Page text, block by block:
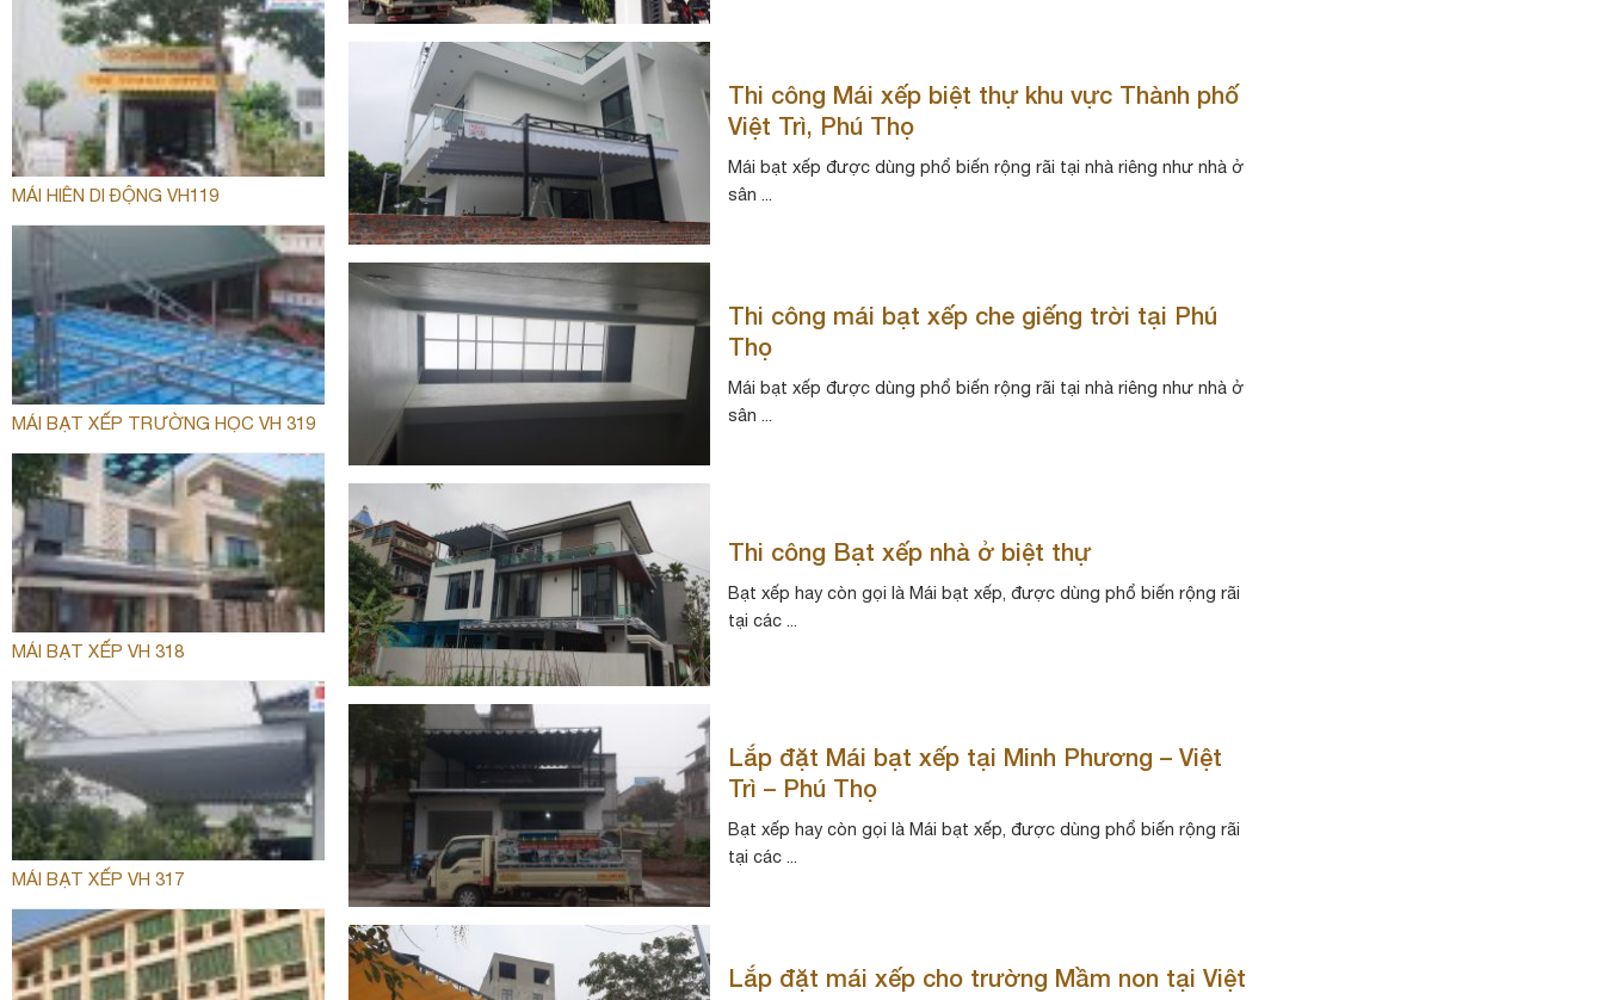
MÁI HIÊN DI ĐỘNG VH119
MÁI BẠT XẾP TRƯỜNG HỌC VH 319
MÁI BẠT XẾP VH 318
MÁI BẠT XẾP VH 317
Thi công Mái xếp biệt thự khu vực Thành phố
Việt Trì, Phú Thọ
Mái bạt xếp được dùng phổ biến rộng rãi tại nhà riêng như nhà ở
sân ...
Thi công mái bạt xếp che giếng trời tại Phú
Thọ
Mái bạt xếp được dùng phổ biến rộng rãi tại nhà riêng như nhà ở
sân ...
Thi công Bạt xếp nhà ở biệt thự
Bạt xếp hay còn gọi là Mái bạt xếp, được dùng phổ biến rộng rãi
tại các ...
Lắp đặt Mái bạt xếp tại Minh Phương – Việt
Trì – Phú Thọ
Bạt xếp hay còn gọi là Mái bạt xếp, được dùng phổ biến rộng rãi
tại các ...
Lắp đặt mái xếp cho trường Mầm non tại Việt